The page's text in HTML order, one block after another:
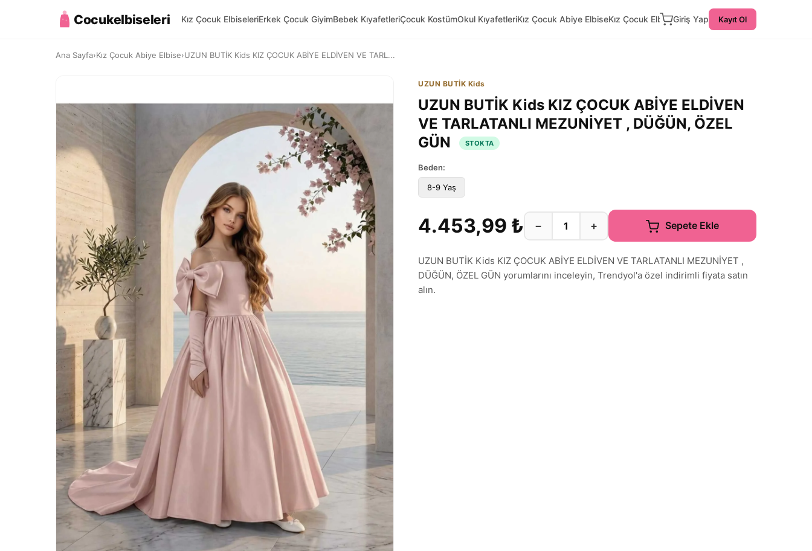
Cocukelbiseleri Kız Çocuk ElbiseleriErkek Çocuk GiyimBebek KıyafetleriÇocuk KostümOkul KıyafetleriKız Çocuk Abiye ElbiseKız Çocuk ElbiseGiriş Yap Kayıt Ol
Ana Sayfa›Kız Çocuk Abiye Elbise›UZUN BUTİK Kids KIZ ÇOCUK ABİYE ELDİVEN VE TARL...
UZUN BUTİK Kids
UZUN BUTİK Kids KIZ ÇOCUK ABİYE ELDİVEN
VE TARLATANLI MEZUNİYET , DÜĞÜN, ÖZEL
GÜN
STOKTA
Beden:
8-9 Yaş
4.453,99 ₺ − + Sepete Ekle
UZUN BUTİK Kids KIZ ÇOCUK ABİYE ELDİVEN VE TARLATANLI MEZUNİYET ,
DÜĞÜN, ÖZEL GÜN yorumlarını inceleyin, Trendyol'a özel indirimli fiyata satın
alın.